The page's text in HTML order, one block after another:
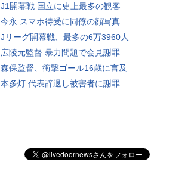
J1開幕戦 国立に史上最多の観客
今永 スマホ待受に同僚の顔写真
Jリーグ開幕戦、最多の6万3960人
広陵元監督 暴力問題で会見謝罪
森保監督、衝撃ゴール16歳に言及
本多灯 代表辞退し被害者に謝罪